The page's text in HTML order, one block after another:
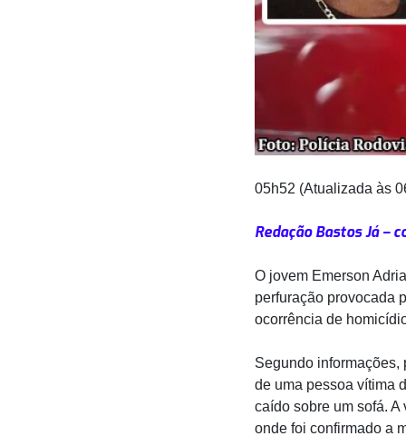
05h52 (Atualizada às
Redação Bastos Já –
O jovem Emerson
perfuração provocada
ocorrência de
Segundo
de uma pessoa vítima
caído sobre um sofá.
onde foi confirmado a